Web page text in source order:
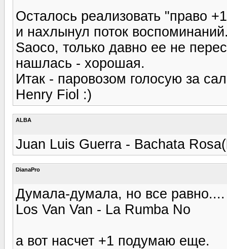
Осталось реализовать "право
и нахлынул поток
Saoco, только давно ее не
нашлась - хорошая.
Итак - паровозом голосую за
Henry Fiol :)
ALBA
Juan Luis Guerra - Bachata
DianaPro
Думала-думала, но все равно....
Los Van Van - La Rumba No
а вот насчет +1 подумаю еще.